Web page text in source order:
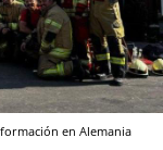
en Alemania